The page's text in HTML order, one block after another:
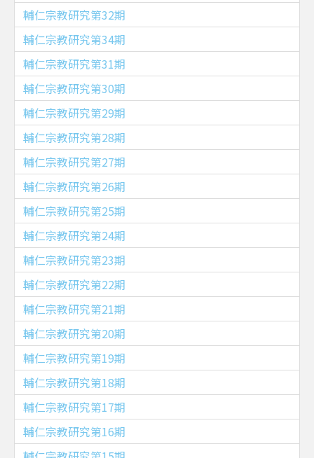
輔仁宗教研究第32期
輔仁宗教研究第34期
輔仁宗教研究第31期
輔仁宗教研究第30期
輔仁宗教研究第29期
輔仁宗教研究第28期
輔仁宗教研究第27期
輔仁宗教研究第26期
輔仁宗教研究第25期
輔仁宗教研究第24期
輔仁宗教研究第23期
輔仁宗教研究第22期
輔仁宗教研究第21期
輔仁宗教研究第20期
輔仁宗教研究第19期
輔仁宗教研究第18期
輔仁宗教研究第17期
輔仁宗教研究第16期